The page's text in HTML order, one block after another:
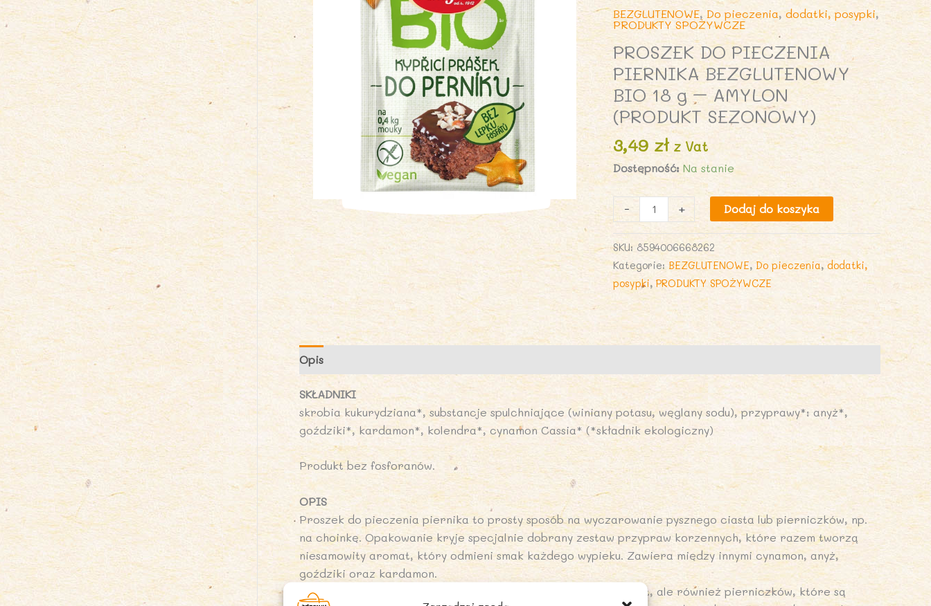
BEZGLUTENOWE, Do pieczenia,dodatki, posypki,
PRODUKTY SPOŻYWCZE
PROSZEK DO PIECZENIA
PIERNIKA BEZGLUTENOWY
BIO 18 g – AMYLON
(PRODUKT SEZONOWY)
3,49 zł z Vat
Dostępność: Na stanie
-
PROSZEK
DO
PIECZENIA
PIERNIKA
BEZGLUTENOWY
BIO
g
AMYLON
(PRODUKT
SEZONOWY)
+ Dodaj do koszyka
SKU: 8594006668262
Kategorie: BEZGLUTENOWE,Do pieczenia,dodatki,
posypki,PRODUKTY SPOŻYWCZE
Opis
SKŁADNIKI
skrobia kukurydziana*, substancje spulchniające (winiany potasu, węglany sodu), przyprawy*: anyż*,
goździki*, kardamon*, kolendra*, cynamon Cassia* (*składnik ekologiczny)
Produkt bez fosforanów.
OPIS
Proszek do pieczenia piernika to prosty sposób na wyczarowanie pysznego ciasta lub pierniczków, np.
na choinkę. Opakowanie kryje specjalnie dobrany zestaw przypraw korzennych, które razem tworzą
niesamowity aromat, który odmieni smak każdego wypieku. Zawiera między innymi cynamon, anyż,
goździki oraz kardamon.
Proszek do pieczenia piernika ułatwi nie tylko stworzenie ciast, ale również pierniczków, które są